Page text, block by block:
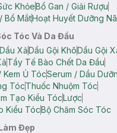
KhỏeBổ Gan / Giải Rượu
Bổ MắtHoạt Huyết Dưỡng
Tóc Và Da Đầu
Dầu XảDầu Gội KhôDầu Gội
Tẩy Tế Bào Chết Da Đầu
Kem Ủ TócSerum / Dầu
TócThuốc Nhuộm Tóc
Tạo Kiểu TócLược
Kiểu TócBộ Chăm Sóc Tóc
Đẹp